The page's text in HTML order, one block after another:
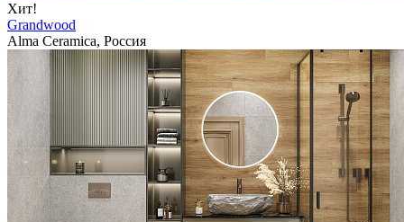
Хит!
Grandwood
Alma Ceramica, Россия